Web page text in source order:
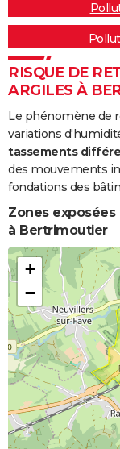
RISQUE DE
ARGILES À
Le phénomène de
variations
tassements
des mouvements
fondations des
Zones
à Bertrimoutier
+
−